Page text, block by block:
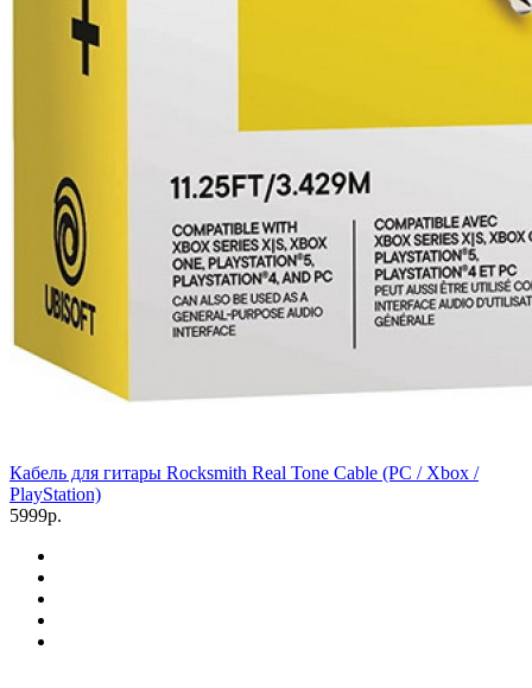
Кабель для гитары Rocksmith Real Tone Cable (PC / Xbox /
PlayStation)
5999р.